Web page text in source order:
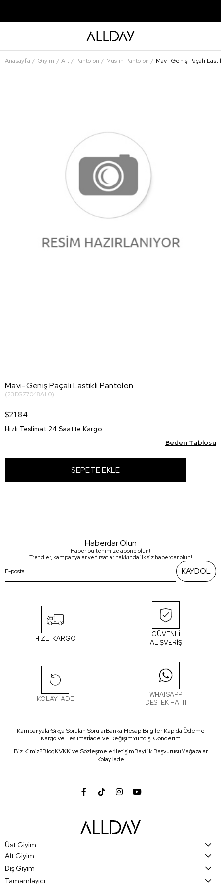
Anasayfa Giyim Alt Pantolon Müslin Pantolon Mavi-Geniş Paçalı
Mavi-Geniş Paçalı Lastikli Pantolon
(23DS77048AL0)
$21.84
Hızlı Teslimat 24 Saatte Kargo :
Beden Tablosu
Haberdar Olun
Haber bültenimize abone olun!
Trendler, kampanyalar ve fırsatlar hakkında ilk siz haberdar olun!
KAYDOL
HIZLI KARGO
GÜVENLİ
ALIŞVERİŞ
KOLAY İADE
WHATSAPP
DESTEK HATTI
KampanyalarSıkça Sorulan SorularBanka Hesap BilgileriKapıda Ödeme
Kargo ve Teslimatİade ve DeğişimYurtdışı Gönderim
Biz Kimiz?BlogKVKK ve SözleşmelerİletişimBayilik BaşvurusuMağazalar
Kolay İade
Üst Giyim
Alt Giyim
Dış Giyim
Tamamlayıcı